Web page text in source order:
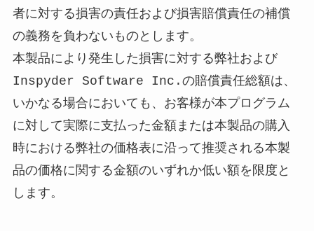
者に対する損害の責任および損害賠償責任の補償
の義務を負わないものとします。
本製品により発生した損害に対する弊社および
Inspyder Software Inc.の賠償責任総額は、
いかなる場合においても、お客様が本プログラム
に対して実際に支払った金額または本製品の購入
時における弊社の価格表に沿って推奨される本製
品の価格に関する金額のいずれか低い額を限度と
します。